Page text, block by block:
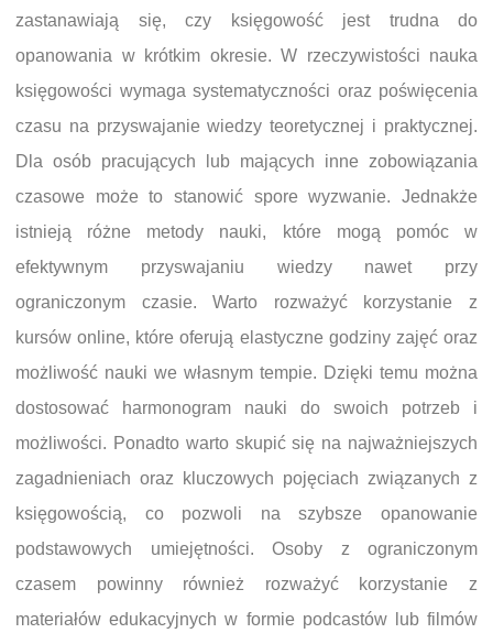
zastanawiają się, czy księgowość jest trudna do
opanowania w krótkim okresie. W rzeczywistości nauka
księgowości wymaga systematyczności oraz poświęcenia
czasu na przyswajanie wiedzy teoretycznej i praktycznej.
Dla osób pracujących lub mających inne zobowiązania
czasowe może to stanowić spore wyzwanie. Jednakże
istnieją różne metody nauki, które mogą pomóc w
efektywnym przyswajaniu wiedzy nawet przy
ograniczonym czasie. Warto rozważyć korzystanie z
kursów online, które oferują elastyczne godziny zajęć oraz
możliwość nauki we własnym tempie. Dzięki temu można
dostosować harmonogram nauki do swoich potrzeb i
możliwości. Ponadto warto skupić się na najważniejszych
zagadnieniach oraz kluczowych pojęciach związanych z
księgowością, co pozwoli na szybsze opanowanie
podstawowych umiejętności. Osoby z ograniczonym
czasem powinny również rozważyć korzystanie z
materiałów edukacyjnych w formie podcastów lub filmów